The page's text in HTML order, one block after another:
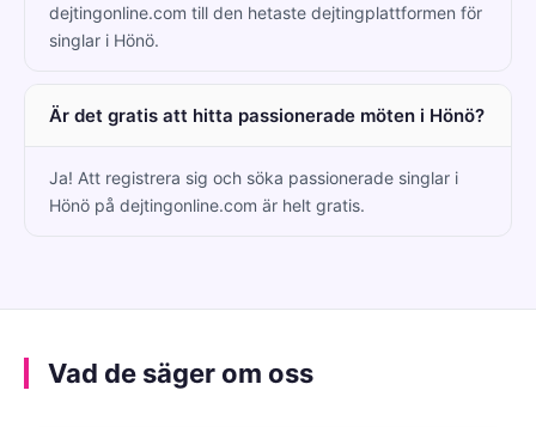
dejtingonline.com till den hetaste dejtingplattformen för
singlar i Hönö.
Är det gratis att hitta passionerade möten i Hönö?
Ja! Att registrera sig och söka passionerade singlar i
Hönö på dejtingonline.com är helt gratis.
Vad de säger om oss